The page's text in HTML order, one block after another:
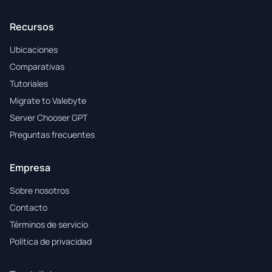
Recursos
Ubicaciones
Comparativas
Tutoriales
Migrate to Valebyte
Server Chooser GPT
Preguntas frecuentes
Empresa
Sobre nosotros
Contacto
Términos de servicio
Política de privacidad